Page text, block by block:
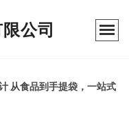
公司
从食品到手提袋，一站式